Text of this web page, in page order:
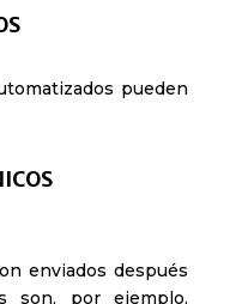
pueden
enviados después
son, por ejemplo,